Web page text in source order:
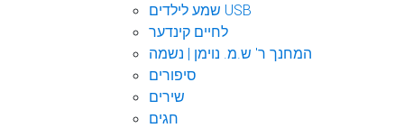
שמע לילדים USB
לחיים קינדער
המחנך ר' ש.מ. נוימן | נשמה
סיפורים
שירים
חגים